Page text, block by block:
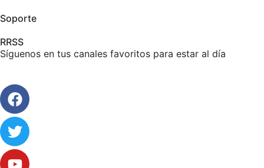
Soporte
RRSS
Síguenos en tus canales favoritos para estar al día